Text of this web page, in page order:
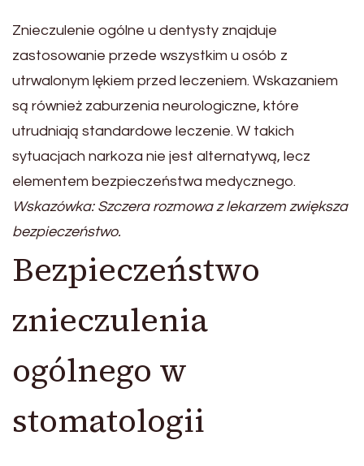
Znieczulenie ogólne u dentysty znajduje
zastosowanie przede wszystkim u osób z
utrwalonym lękiem przed leczeniem. Wskazaniem
są również zaburzenia neurologiczne, które
utrudniają standardowe leczenie. W takich
sytuacjach narkoza nie jest alternatywą, lecz
elementem bezpieczeństwa medycznego.
Wskazówka: Szczera rozmowa z lekarzem zwiększa
bezpieczeństwo.
Bezpieczeństwo
znieczulenia
ogólnego w
stomatologii